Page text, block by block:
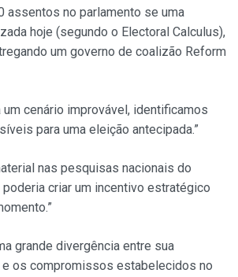
assentos no parlamento se uma
hoje (segundo o Electoral Calculus),
um governo de coalizão Reform
um cenário improvável, identificamos
para uma eleição antecipada.”
nas pesquisas nacionais do
poderia criar um incentivo estratégico
grande divergência entre sua
os compromissos estabelecidos no